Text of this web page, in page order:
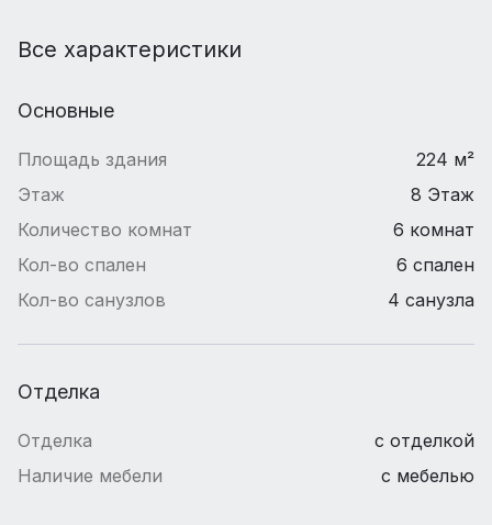
Все характеристики
Основные
Площадь здания
224 м²
Этаж
8 Этаж
Количество комнат
6 комнат
Кол-во спален
6 спален
Кол-во санузлов
4 санузла
Отделка
Отделка
с отделкой
Наличие мебели
с мебелью